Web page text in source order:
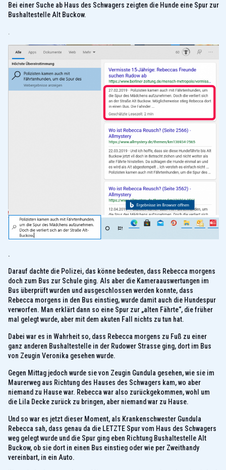
Bei einer Suche ab Haus des Schwagers zeigten die Hunde eine Spur zur
Bushaltestelle Alt Buckow.
.
.
Darauf dachte die Polizei, das könne bedeuten, dass Rebecca morgens
doch zum Bus zur Schule ging. Als aber die Kameraauswertungen im
Bus überprüft wurden und ausgeschlossen werden konnte, dass
Rebecca morgens in den Bus einstieg, wurde damit auch die Hundespur
verworfen. Man erklärt dann so eine Spur zur „alten Fährte“, die früher
mal gelegt wurde, aber mit dem akuten Fall nichts zu tun hat.
Dabei war es in Wahrheit so, dass Rebecca morgens zu Fuß zu einer
ganz anderen Bushaltestelle in der Rudower Strasse ging, dort im Bus
von Zeugin Veronika gesehen wurde.
Gegen Mittag jedoch wurde sie von Zeugin Gundula gesehen, wie sie im
Maurerweg aus Richtung des Hauses des Schwagers kam, wo aber
niemand zu Hause war. Rebecca war also zurückgekommen, wohl um
die Lila Decke zurück zu bringen, aber niemand war zu Hause.
Und so war es jetzt dieser Moment, als Krankenschwester Gundula
Rebecca sah, dass genau da die LETZTE Spur vom Haus des Schwagers
weg gelegt wurde und die Spur ging eben Richtung Bushaltestelle Alt
Buckow, ob sie dort in einen Bus einstieg oder wie per Zweithandy
vereinbart, in ein Auto.